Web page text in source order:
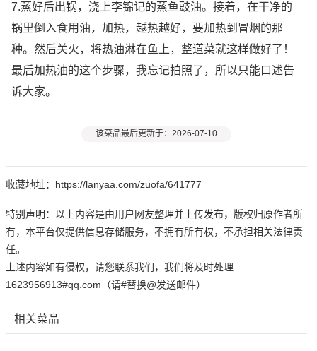
7.蒸好后出锅，浇上李锦记的蒸鱼豉油。接着，在干净的
锅里倒入食用油，加热，越热越好，要加热到冒烟的那
种。然后关火，将热油淋在鱼上，整道菜就这样做好了！
最后加热油的这个步骤，我忘记拍照了，所以只能口述告
诉大家。
该菜品最后更新于：2026-07-10
收藏地址：https://lanyaa.com/zuofa/641777
特别声明：以上内容是由用户网友整理并上传发布，版权归原作者所
有，本平台仅提供信息存储服务，不拥有所有权，不承担相关法律责
任。
上述内容如有侵权，请您联系我们，我们将及时处理
1623956913#qq.com（请#替换@发送邮件）
相关菜品